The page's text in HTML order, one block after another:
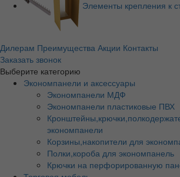
Элементы крепления к
Дилерам Преимущества Акции Контакты
Заказать звонок
Выберите категорию
Экономпанели и аксессуары
Экономпанели МДФ
Экономпанели пластиковые ПВХ
экономпанели
Корзины,накопители для
Полки,короба для экономпанель
Крючки на перфорированную